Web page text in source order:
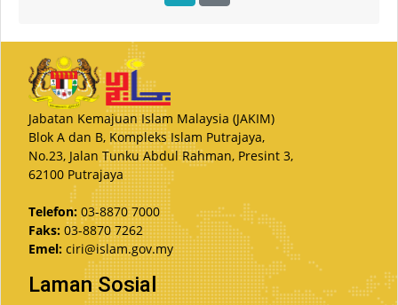
Jabatan Kemajuan Islam Malaysia (JAKIM)
Blok A dan B, Kompleks Islam Putrajaya,
No.23, Jalan Tunku Abdul Rahman, Presint 3,
62100 Putrajaya
Telefon: 03-8870 7000
Faks: 03-8870 7262
Emel: ciri@islam.gov.my
Laman Sosial